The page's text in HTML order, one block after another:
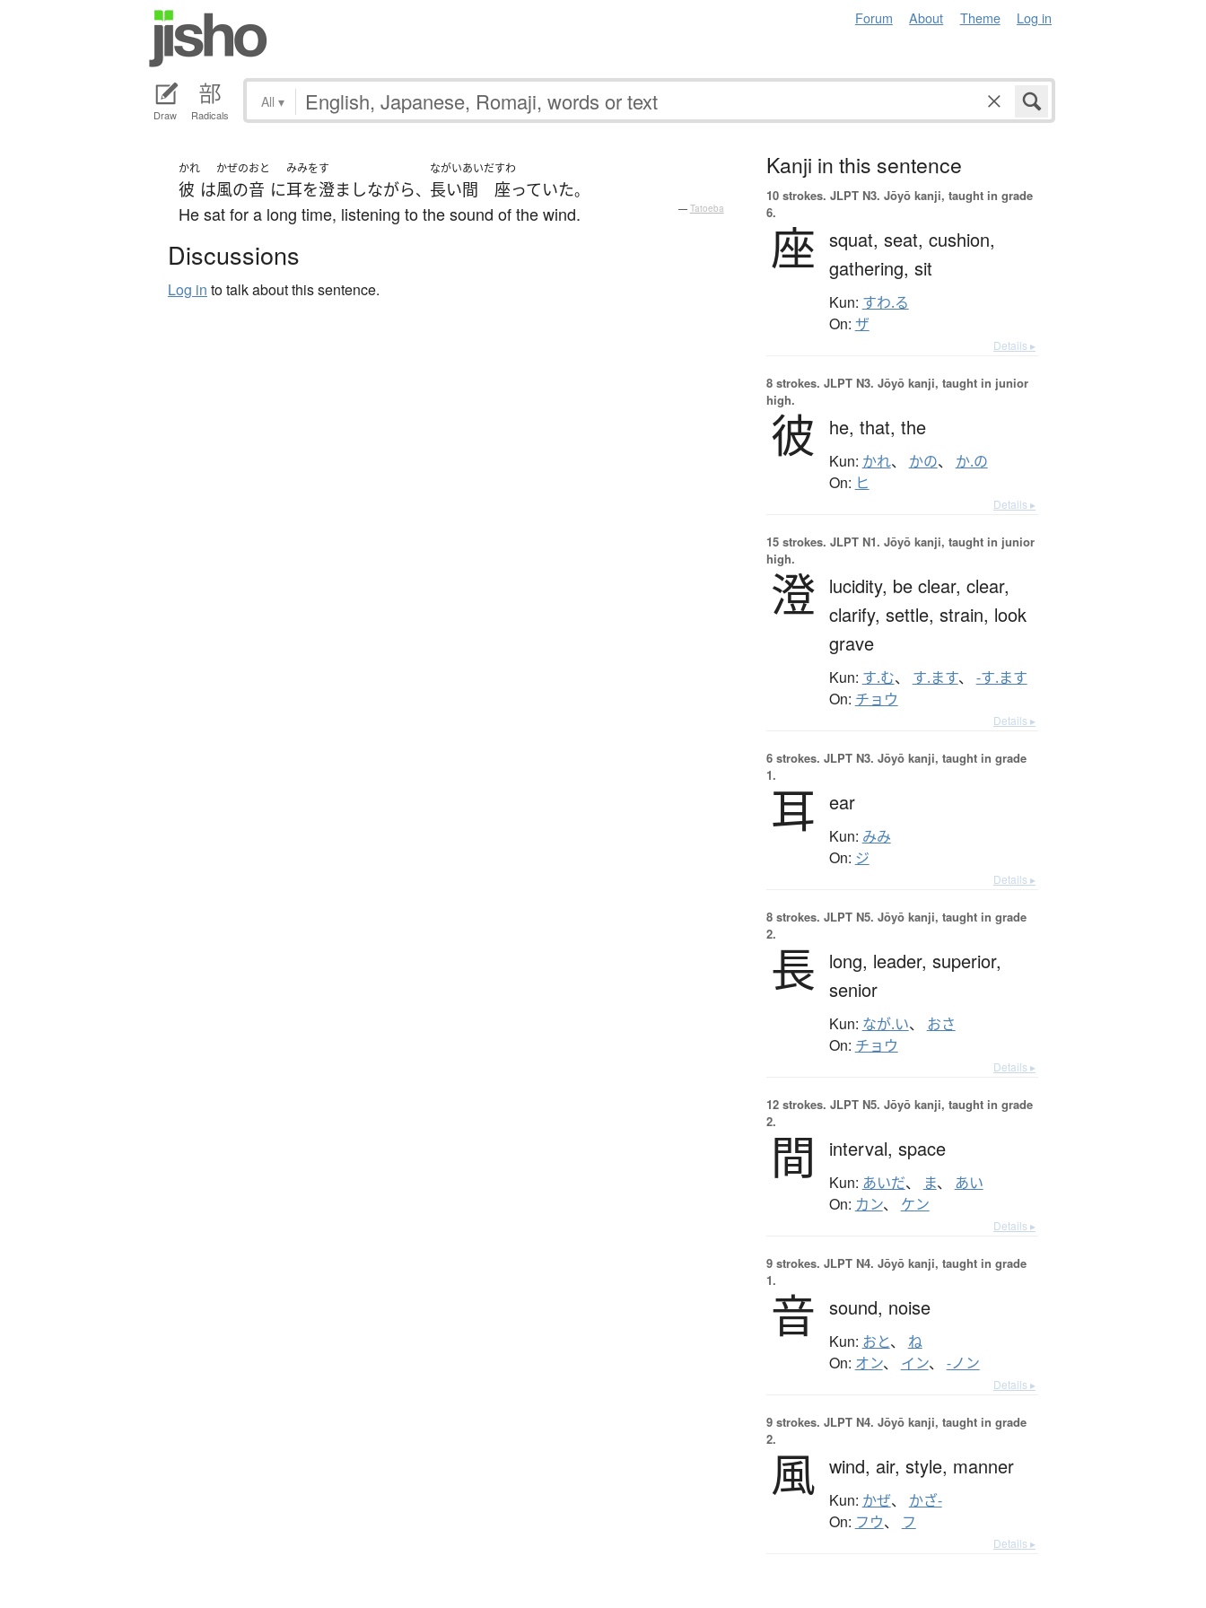
Forum About Theme Log in
Draw Radicals
All ▾
かれ
彼 は
かぜのおと
風の音 に
みみをす
耳を澄ましながら、
ながいあいだ
長い間
すわ
座っていた。
He sat for a long time, listening to the sound of the wind. — Tatoeba
Discussions
Log in to talk about this sentence.
Kanji in this sentence
10 strokes. JLPT N3. Jōyō kanji, taught in grade
6.
座 squat, seat, cushion,
gathering, sit
Kun: すわ.る
On: ザ
Details ▸
8 strokes. JLPT N3. Jōyō kanji, taught in junior
high.
彼 he, that, the
Kun: かれ、 かの、 か.の
On: ヒ
Details ▸
15 strokes. JLPT N1. Jōyō kanji, taught in junior
high.
澄 lucidity, be clear, clear,
clarify, settle, strain, look
grave
Kun: す.む、 す.ます、 -す.ます
On: チョウ
Details ▸
6 strokes. JLPT N3. Jōyō kanji, taught in grade
1.
耳 ear
Kun: みみ
On: ジ
Details ▸
8 strokes. JLPT N5. Jōyō kanji, taught in grade
2.
長 long, leader, superior,
senior
Kun: なが.い、 おさ
On: チョウ
Details ▸
12 strokes. JLPT N5. Jōyō kanji, taught in grade
2.
間 interval, space
Kun: あいだ、 ま、 あい
On: カン、 ケン
Details ▸
9 strokes. JLPT N4. Jōyō kanji, taught in grade
1.
音 sound, noise
Kun: おと、 ね
On: オン、 イン、 -ノン
Details ▸
9 strokes. JLPT N4. Jōyō kanji, taught in grade
2.
風 wind, air, style, manner
Kun: かぜ、 かざ-
On: フウ、 フ
Details ▸